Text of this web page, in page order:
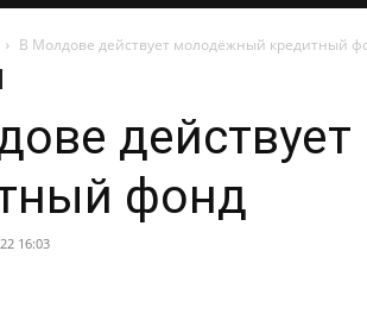
В Молдове действует молодёжный кредитный
фонд
16:03